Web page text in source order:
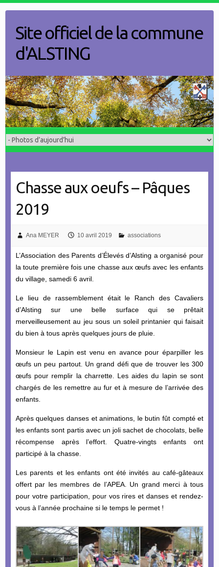
contentSite officiel de la commune
d'ALSTING
Chasse aux oeufs – Pâques
2019
Ana MEYER 10 avril 2019 associations
L’Association des Parents d’Élevés d’Alsting a organisé pour
la toute première fois une chasse aux œufs avec les enfants
du village, samedi 6 avril.
Le lieu de rassemblement était le Ranch des Cavaliers
d’Alsting sur une belle surface qui se prêtait
merveilleusement au jeu sous un soleil printanier qui faisait
du bien à tous après quelques jours de pluie.
Monsieur le Lapin est venu en avance pour éparpiller les
œufs un peu partout. Un grand défi que de trouver les 300
œufs pour remplir la charrette. Les aides du lapin se sont
chargés de les remettre au fur et à mesure de l’arrivée des
enfants.
Après quelques danses et animations, le butin fût compté et
les enfants sont partis avec un joli sachet de chocolats, belle
récompense après l’effort. Quatre-vingts enfants ont
participé à la chasse.
Les parents et les enfants ont été invités au café-gâteaux
offert par les membres de l’APEA. Un grand merci à tous
pour votre participation, pour vos rires et danses et rendez-
vous à l’année prochaine si le temps le permet !